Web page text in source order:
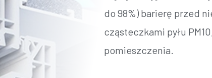
do 98%) barierę przed
cząsteczkami pyłu
pomieszczenia.